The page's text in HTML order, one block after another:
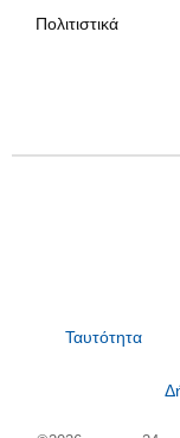
Πολιτιστικά
Ταυτότητα